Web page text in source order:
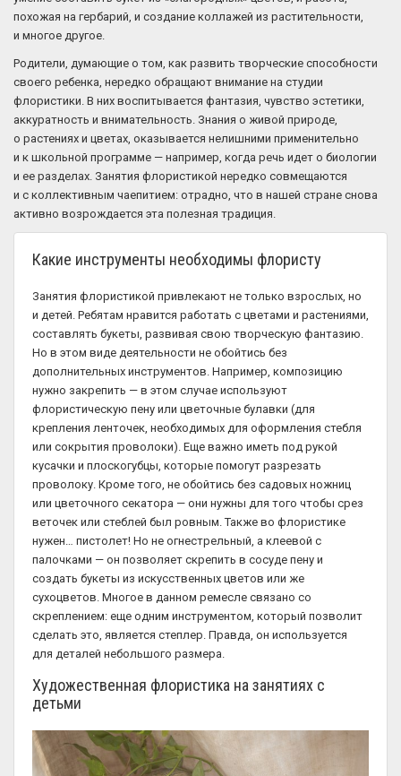
похожая на гербарий, и создание коллажей из растительности,
и многое другое.
Родители, думающие о том, как развить творческие способности
своего ребенка, нередко обращают внимание на студии
флористики. В них воспитывается фантазия, чувство эстетики,
аккуратность и внимательность. Знания о живой природе,
о растениях и цветах, оказывается нелишними применительно
и к школьной программе — например, когда речь идет о биологии
и ее разделах. Занятия флористикой нередко совмещаются
и с коллективным чаепитием: отрадно, что в нашей стране снова
активно возрождается эта полезная традиция.
Какие инструменты необходимы флористу
Занятия флористикой привлекают не только взрослых, но
и детей. Ребятам нравится работать с цветами и растениями,
составлять букеты, развивая свою творческую фантазию.
Но в этом виде деятельности не обойтись без
дополнительных инструментов. Например, композицию
нужно закрепить — в этом случае используют
флористическую пену или цветочные булавки (для
крепления ленточек, необходимых для оформления стебля
или сокрытия проволоки). Еще важно иметь под рукой
кусачки и плоскогубцы, которые помогут разрезать
проволоку. Кроме того, не обойтись без садовых ножниц
или цветочного секатора — они нужны для того чтобы срез
веточек или стеблей был ровным. Также во флористике
нужен… пистолет! Но не огнестрельный, а клеевой с
палочками — он позволяет скрепить в сосуде пену и
создать букеты из искусственных цветов или же
сухоцветов. Многое в данном ремесле связано со
скреплением: еще одним инструментом, который позволит
сделать это, является степлер. Правда, он используется
для деталей небольшого размера.
Художественная флористика на занятиях с
детьми